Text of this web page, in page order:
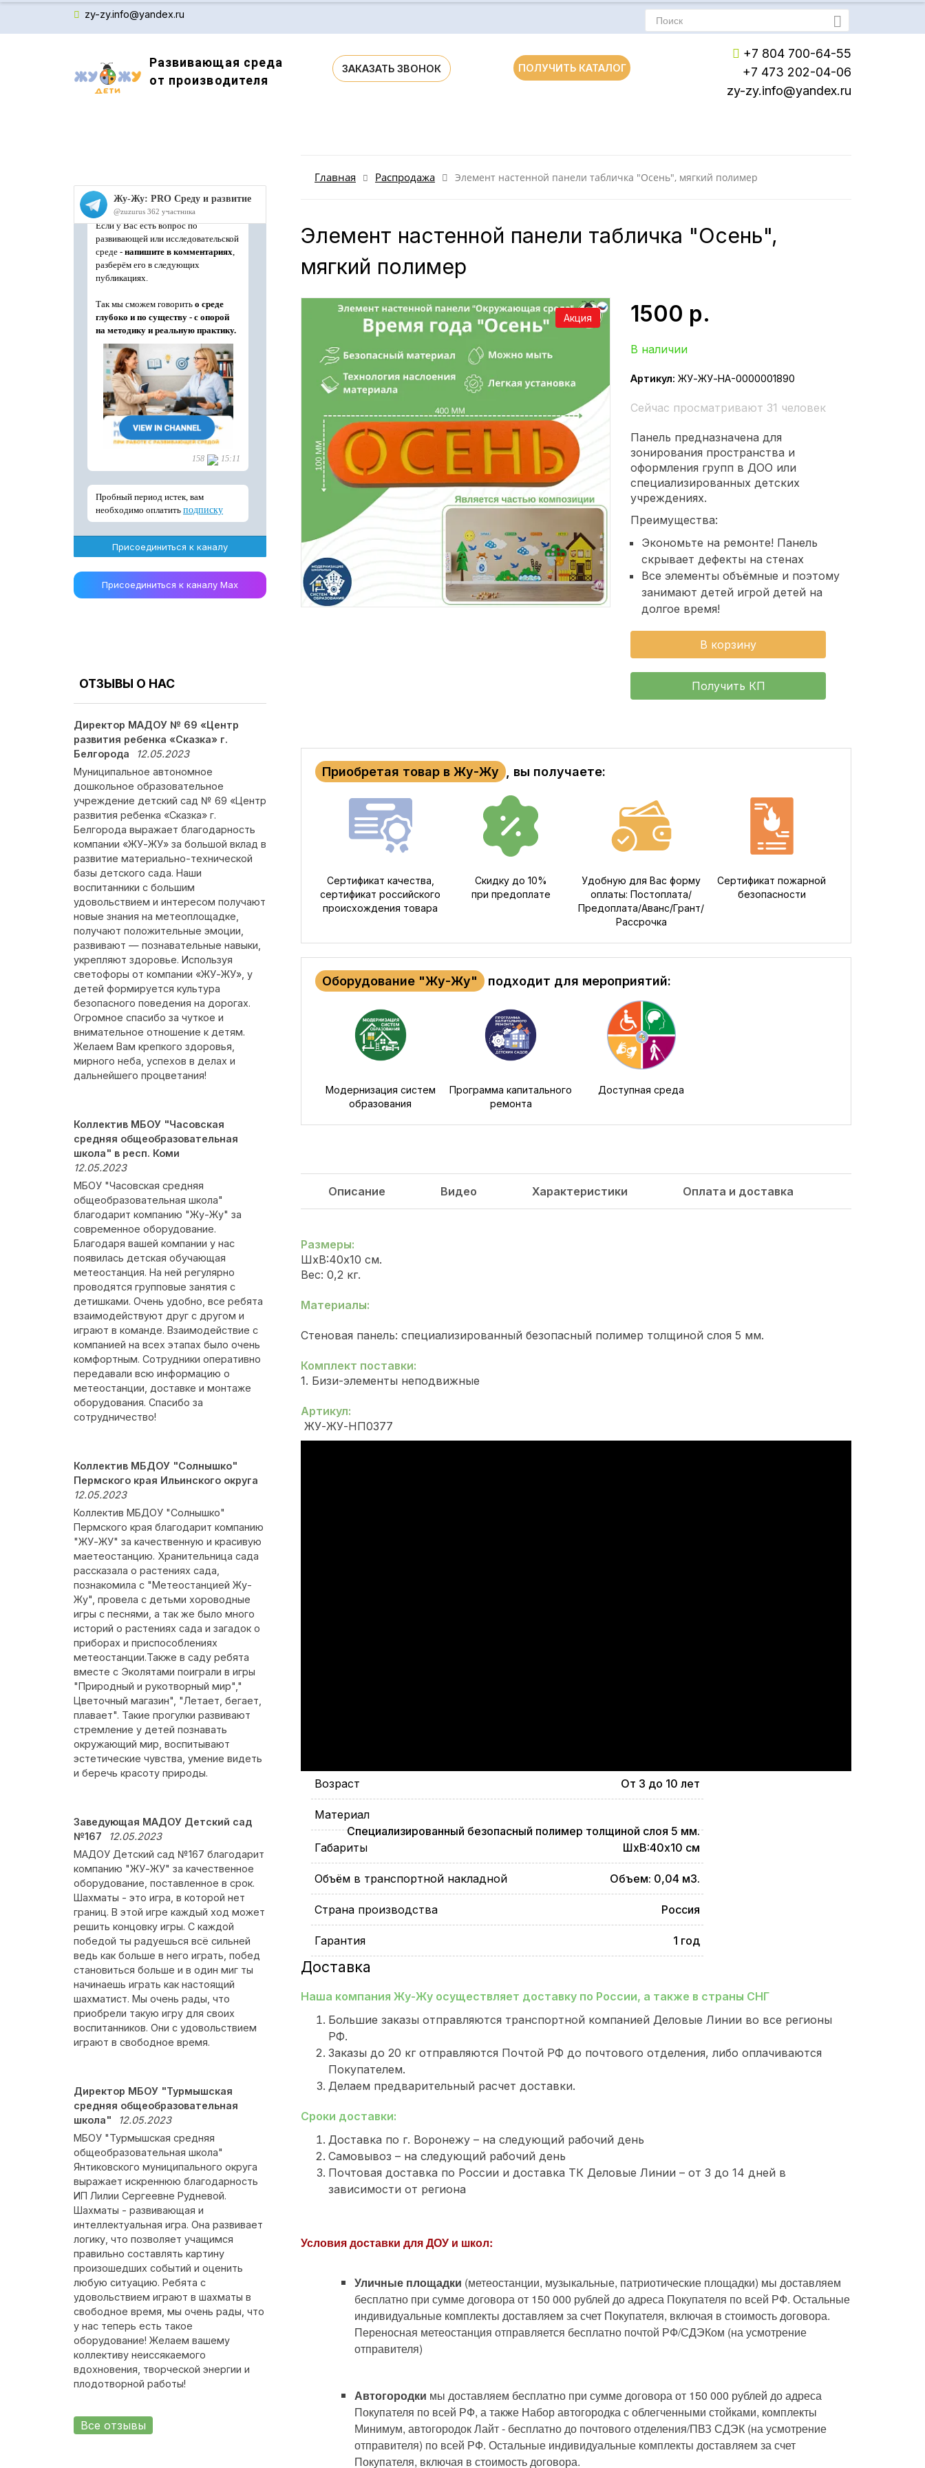
zy-zy.info@yandex.ru
Развивающая среда
от производителя
ЗАКАЗАТЬ ЗВОНОК
+7 804 700-64-55
+7 473 202-04-06
zy-zy.info@yandex.ru
ПОЛУЧИТЬ КАТАЛОГ
Присоединиться к каналу
Присоединиться к каналу Max
ОТЗЫВЫ О НАС
Директор МАДОУ № 69 «Центр
развития ребенка «Сказка» г.
Белгорода
12.05.2023
Муниципальное автономное
дошкольное образовательное
учреждение детский сад № 69 «Центр
развития ребенка «Сказка» г.
Белгорода выражает благодарность
компании «ЖУ-ЖУ» за большой вклад в
развитие материально-технической
базы детского сада. Наши
воспитанники с большим
удовольствием и интересом получают
новые знания на метеоплощадке,
получают положительные эмоции,
развивают — познавательные навыки,
укрепляют здоровье. Используя
светофоры от компании «ЖУ-ЖУ», у
детей формируется культура
безопасного поведения на дорогах.
Огромное спасибо за чуткое и
внимательное отношение к детям.
Желаем Вам крепкого здоровья,
мирного неба, успехов в делах и
дальнейшего процветания!
Коллектив МБОУ "Часовская
средняя общеобразовательная
школа" в респ. Коми
12.05.2023
МБОУ "Часовская средняя
общеобразовательная школа"
благодарит компанию "Жу-Жу" за
современное оборудование.
Благодаря вашей компании у нас
появилась детская обучающая
метеостанция. На ней регулярно
проводятся групповые занятия с
детишками. Очень удобно, все ребята
взаимодействуют друг с другом и
играют в команде. Взаимодействие с
компанией на всех этапах было очень
комфортным. Сотрудники оперативно
передавали всю информацию о
метеостанции, доставке и монтаже
оборудования. Спасибо за
сотрудничество!
Коллектив МБДОУ "Солнышко"
Пермского края Ильинского округа
12.05.2023
Коллектив МБДОУ "Солнышко"
Пермского края благодарит компанию
"ЖУ-ЖУ" за качественную и красивую
маетеостанцию. Хранительница сада
рассказала о растениях сада,
познакомила с "Метеостанцией Жу-
Жу", провела с детьми хороводные
игры с песнями, а так же было много
историй о растениях сада и загадок о
приборах и приспособлениях
метеостанции.Также в саду ребята
вместе с Эколятами поиграли в игры
"Природный и рукотворный мир","
Цветочный магазин", "Летает, бегает,
плавает". Такие прогулки развивают
стремление у детей познавать
окружающий мир, воспитывают
эстетические чувства, умение видеть
и беречь красоту природы.
Заведующая МАДОУ Детский сад
№167
12.05.2023
МАДОУ Детский сад №167 благодарит
компанию "ЖУ-ЖУ" за качественное
оборудование, поставленное в срок.
Шахматы - это игра, в которой нет
границ. В этой игре каждый ход может
решить концовку игры. С каждой
победой ты радуешься всё сильней
ведь как больше в него играть, побед
становиться больше и в один миг ты
начинаешь играть как настоящий
шахматист. Мы очень рады, что
приобрели такую игру для своих
воспитанников. Они с удовольствием
играют в свободное время.
Директор МБОУ "Турмышская
средняя общеобразовательная
школа"
12.05.2023
МБОУ "Турмышская средняя
общеобразовательная школа"
Янтиковского муниципального округа
выражает искреннюю благодарность
ИП Лилии Сергеевне Рудневой.
Шахматы - развивающая и
интеллектуальная игра. Она развивает
логику, что позволяет учащимся
правильно составлять картину
произошедших событий и оценить
любую ситуацию. Ребята с
удовольствием играют в шахматы в
свободное время, мы очень рады, что
у нас теперь есть такое
оборудование! Желаем вашему
коллективу неиссякаемого
вдохновения, творческой энергии и
плодотворной работы!
Все отзывы
Главная Распродажа Элемент настенной панели табличка "Осень", мягкий полимер
Элемент настенной панели табличка "Осень",
мягкий полимер
Акция 1500 р.
В наличии
Артикул: ЖУ-ЖУ-НА-0000001890
Сейчас просматривают 31 человек
Панель предназначена для
зонирования пространства и
оформления групп в ДОО или
специализированных детских
учреждениях.
Преимущества:
Экономьте на ремонте! Панель
скрывает дефекты на стенах
Все элементы объёмные и поэтому
занимают детей игрой детей на
долгое время!
В корзину
Получить КП
Приобретая товар в Жу-Жу , вы получаете:
Сертификат качества,
сертификат российского
происхождения товара
Скидку до 10%
при предоплате
Удобную для Вас форму
оплаты: Постоплата/
Предоплата/Аванс/Грант/
Рассрочка
Сертификат пожарной
безопасности
Оборудование "Жу-Жу" подходит для мероприятий:
Модернизация систем
образования
Программа капитального
ремонта
Доступная среда
Описание Видео Характеристики Оплата и доставка
Размеры:
ШхВ:40х10 см.
Вес: 0,2 кг.
Материалы:
Стеновая панель: специализированный безопасный полимер толщиной слоя 5 мм.
Комплект поставки:
1. Бизи-элементы неподвижные
Артикул:
ЖУ-ЖУ-НП0377
Возраст От 3 до 10 лет
Материал
Специализированный безопасный полимер толщиной слоя 5 мм.
Габариты
ШхВ:40х10 см
Объём в транспортной накладной Объем: 0,04 м3.
Страна производства Россия
Гарантия 1 год
Доставка
Наша компания Жу-Жу осуществляет доставку по России, а также в страны СНГ
Большие заказы отправляются транспортной компанией Деловые Линии во все регионы
РФ.
Заказы до 20 кг отправляются Почтой РФ до почтового отделения, либо оплачиваются
Покупателем.
Делаем предварительный расчет доставки.
Сроки доставки:
Доставка по г. Воронежу – на следующий рабочий день
Самовывоз – на следующий рабочий день
Почтовая доставка по России и доставка ТК Деловые Линии – от 3 до 14 дней в
зависимости от региона
Условия доставки для ДОУ и школ:
Уличные площадки (метеостанции, музыкальные, патриотические площадки) мы доставляем
бесплатно при сумме договора от 150 000 рублей до адреса Покупателя по всей РФ. Остальные
индивидуальные комплекты доставляем за счет Покупателя, включая в стоимость договора.
Переносная метеостанция отправляется бесплатно почтой РФ/СДЭКом (на усмотрение
отправителя)
Автогородки мы доставляем бесплатно при сумме договора от 150 000 рублей до адреса
Покупателя по всей РФ, а также Набор автогородка с облегченными стойками, комплекты
Минимум, автогородок Лайт - бесплатно до почтового отделения/ПВЗ СДЭК (на усмотрение
отправителя) по всей РФ. Остальные индивидуальные комплекты доставляем за счет
Покупателя, включая в стоимость договора.